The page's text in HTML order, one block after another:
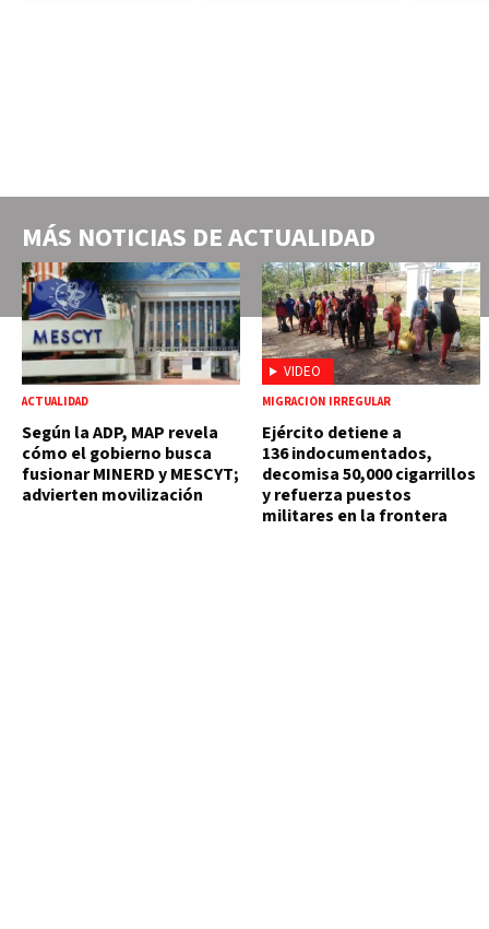
MÁS NOTICIAS DEACTUALIDAD
ACTUALIDAD
Según la ADP, MAP revela
cómo el gobierno busca
fusionar MINERD y MESCYT;
advierten movilización
VIDEO
MIGRACIÓN IRREGULAR
Ejército detiene a
136 indocumentados,
decomisa 50,000 cigarrillos
y refuerza puestos
militares en la frontera